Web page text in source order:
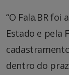
“O Fala.BR
Estado e pela
dentro do